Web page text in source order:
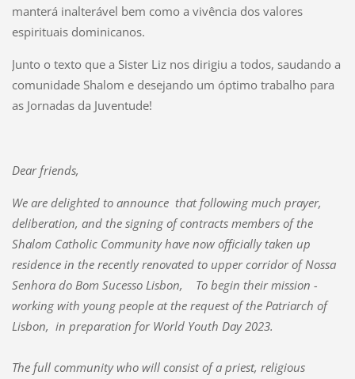
manterá inalterável bem como a vivência dos valores
espirituais dominicanos.
Junto o texto que a Sister Liz nos dirigiu a todos, saudando a
comunidade Shalom e desejando um óptimo trabalho para
as Jornadas da Juventude!
Dear friends,
We are delighted to announce that following much prayer,
deliberation, and the signing of contracts members of the
Shalom Catholic Community have now officially taken up
residence in the recently renovated to upper corridor of Nossa
Senhora do Bom Sucesso Lisbon, To begin their mission -
working with young people at the request of the Patriarch of
Lisbon, in preparation for World Youth Day 2023.
The full community who will consist of a priest, religious